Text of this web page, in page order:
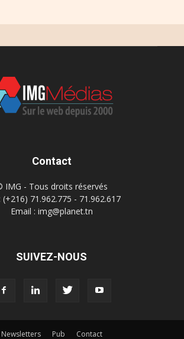
Contact
IMG - Tous droits réservés
(+216) 71.962.775 - 71.962.617
Email : img@planet.tn
SUIVEZ-NOUS
Newsletters Pub Contact